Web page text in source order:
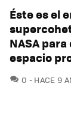
Éste es el
NASA
espacio
0 HACE 9